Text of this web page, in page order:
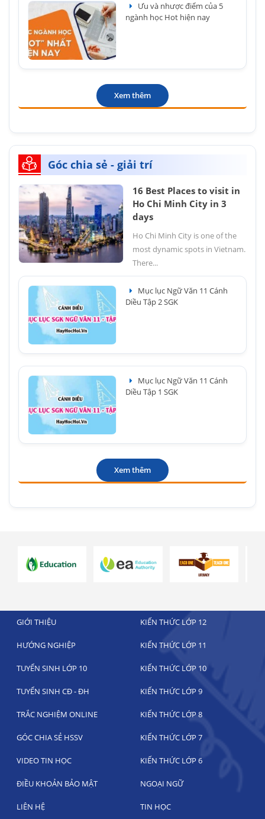
Ưu và nhược điểm của 5
ngành học Hot hiện nay
Xem thêm
Góc chia sẻ - giải trí
16 Best Places to visit in
Ho Chi Minh City in 3
days
Ho Chi Minh City is one of the
most dynamic spots in Vietnam.
There...
Mục lục Ngữ Văn 11 Cánh
Diều Tập 2 SGK
Mục lục Ngữ Văn 11 Cánh
Diều Tập 1 SGK
Xem thêm
GIỚI THIỆU KIẾN THỨC LỚP 12
HƯỚNG NGHIỆP KIẾN THỨC LỚP 11
TUYỂN SINH LỚP 10 KIẾN THỨC LỚP 10
TUYỂN SINH CĐ - ĐH KIẾN THỨC LỚP 9
TRẮC NGHIỆM ONLINE KIẾN THỨC LỚP 8
GÓC CHIA SẺ HSSV KIẾN THỨC LỚP 7
VIDEO TIN HỌC KIẾN THỨC LỚP 6
ĐIỀU KHOẢN BẢO MẬT NGOẠI NGỮ
LIÊN HỆ TIN HỌC